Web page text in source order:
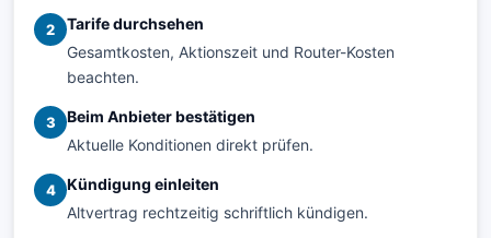
2
Tarife durchsehen
Gesamtkosten, Aktionszeit und Router-Kosten
beachten.
3
Beim Anbieter bestätigen
Aktuelle Konditionen direkt prüfen.
4
Kündigung einleiten
Altvertrag rechtzeitig schriftlich kündigen.